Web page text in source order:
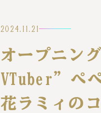
2024.11.21
オープニン
VTuber”ペ
花ラミィの